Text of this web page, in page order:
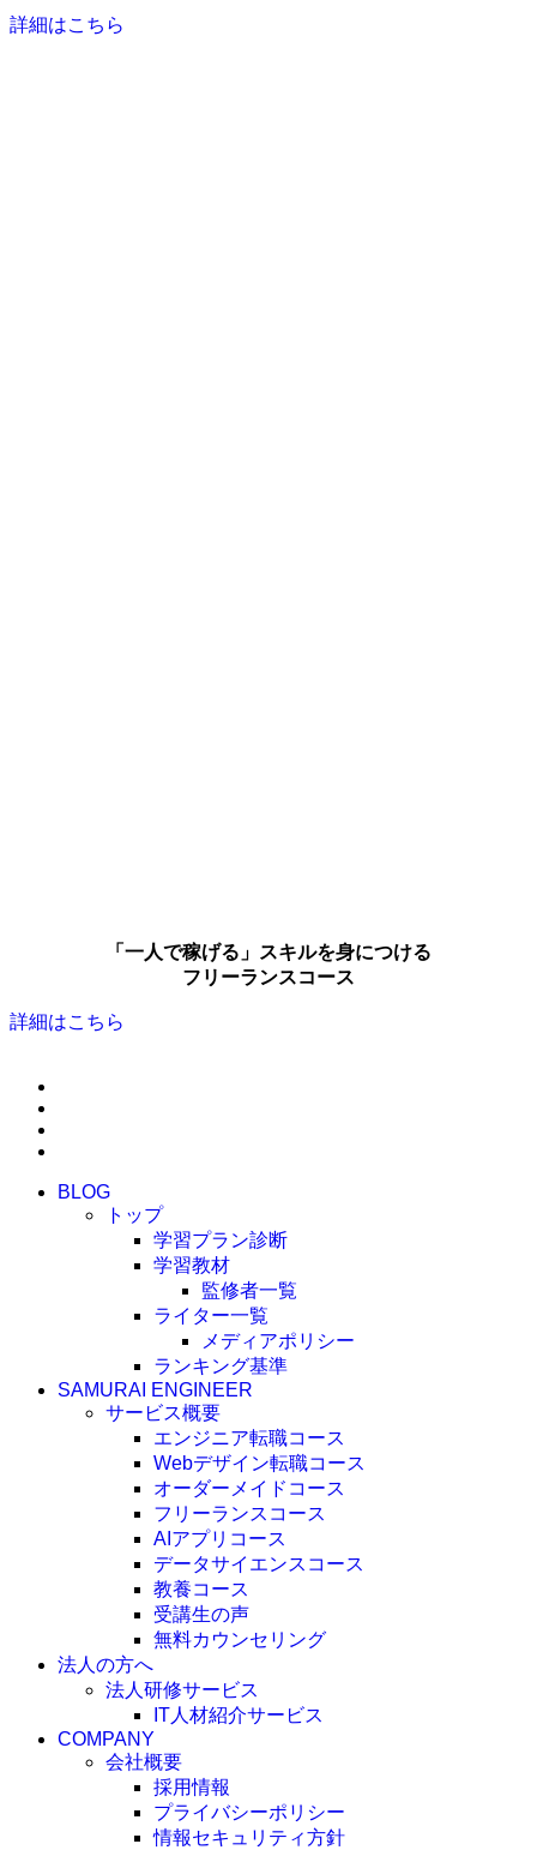
詳細はこちら
「一人で稼げる」スキルを身につける
フリーランスコース
詳細はこちら
BLOG
トップ
学習プラン診断
学習教材
監修者一覧
ライター一覧
メディアポリシー
ランキング基準
SAMURAI ENGINEER
サービス概要
エンジニア転職コース
Webデザイン転職コース
オーダーメイドコース
フリーランスコース
AIアプリコース
データサイエンスコース
教養コース
受講生の声
無料カウンセリング
法人の方へ
法人研修サービス
IT人材紹介サービス
COMPANY
会社概要
採用情報
プライバシーポリシー
情報セキュリティ方針